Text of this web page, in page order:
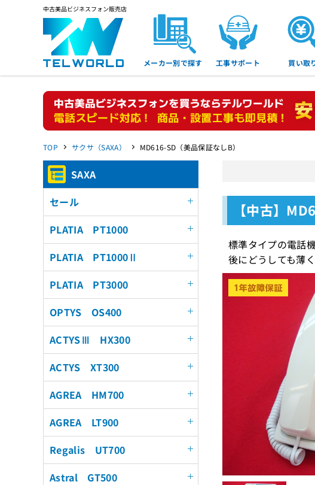
中古美品ビジネスフォン販売店
メーカー別で探す 工事サポート 買い取
TOP サクサ（SAXA） MD616-SD（美品保証なしB）
【中古】
標準タイプの電
後にどうしても薄
SAXA
セール
PLATIA PT1000
PLATIA PT1000Ⅱ
PLATIA PT3000
OPTYS OS400
ACTYSⅢ HX300
ACTYS XT300
AGREA HM700
AGREA LT900
Regalis UT700
Astral GT500